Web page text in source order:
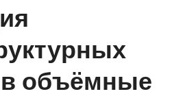
объёмные